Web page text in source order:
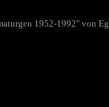
1952-1992" von